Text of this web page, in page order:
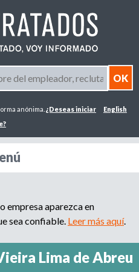
English
anónima. ¿Deseas iniciar
empresa aparezca en
sea confiable. Leer más aquí.
Lima de Abreu